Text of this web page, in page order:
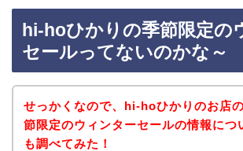
hi-hoひかりの季節限定の
セールってないのかな～
せっかくなので、hi-hoひかりのお店
節限定のウィンターセールの情報につ
も調べてみた！